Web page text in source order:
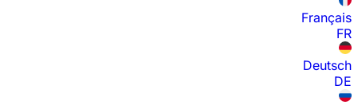
Français
FR
Deutsch
DE